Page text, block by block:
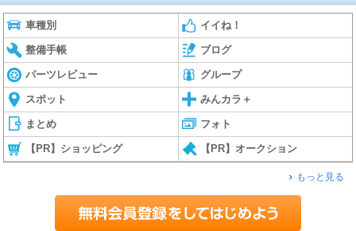
車種別 イイね！
整備手帳 ブログ
パーツレビュー グループ
スポット みんカラ＋
まとめ フォト
【PR】ショッピング 【PR】オークション
もっと見る